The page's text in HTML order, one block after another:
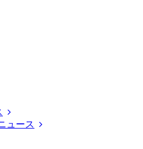
ュース